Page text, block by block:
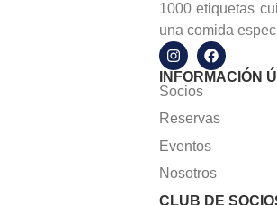
1000 etiquetas
una comida
INFORMACIÓN
Socios
Reservas
Eventos
Nosotros
CLUB DE